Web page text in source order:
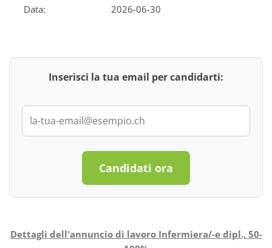
Data:
2026-06-30
Inserisci la tua email per candidarti:
Candidati ora
Dettagli dell'annuncio di lavoro Infermiera/-e dipl., 50-